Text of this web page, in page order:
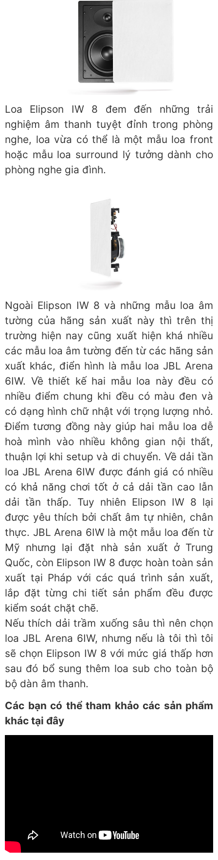
Loa Elipson IW 8 đem đến những trải
nghiệm âm thanh tuyệt đỉnh trong phòng
nghe, loa vừa có thể là một mẫu loa front
hoặc mẫu loa surround lý tưởng dành cho
phòng nghe gia đình.
Ngoài Elipson IW 8 và những mẫu loa âm
tường của hãng sản xuất này thì trên thị
trường hiện nay cũng xuất hiện khá nhiều
các mẫu loa âm tường đến từ các hãng sản
xuất khác, điển hình là mẫu loa JBL Arena
6IW. Về thiết kế hai mẫu loa này đều có
nhiều điểm chung khi đều có màu đen và
có dạng hình chữ nhật với trọng lượng nhỏ.
Điểm tương đồng này giúp hai mẫu loa dễ
hoà mình vào nhiều không gian nội thất,
thuận lợi khi setup và di chuyển. Về dải tần
loa JBL Arena 6IW được đánh giá có nhiều
có khả năng chơi tốt ở cả dải tần cao lẫn
dải tần thấp. Tuy nhiên Elipson IW 8 lại
được yêu thích bởi chất âm tự nhiên, chân
thực. JBL Arena 6IW là một mẫu loa đến từ
Mỹ nhưng lại đặt nhà sản xuất ở Trung
Quốc, còn Elipson IW 8 được hoàn toàn sản
xuất tại Pháp với các quá trình sản xuất,
lắp đặt từng chi tiết sản phẩm đều được
kiểm soát chặt chẽ.
Nếu thích dải trầm xuống sâu thì nên chọn
loa JBL Arena 6IW, nhưng nếu là tôi thì tôi
sẽ chọn Elipson IW 8 với mức giá thấp hơn
sau đó bổ sung thêm loa sub cho toàn bộ
bộ dàn âm thanh.
Các bạn có thể tham khảo các sản phẩm
khác tại đây